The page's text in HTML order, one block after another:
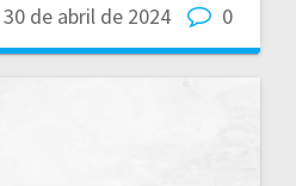
30 de abril de 2024 0